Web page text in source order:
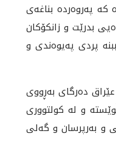
په‌روه‌رده‌ بناغه‌ى
بدرێت و زانكۆكان
پردى په‌يوه‌ندى و
ده‌رگاى به‌ڕووى
و له‌ كولتوورى
و به‌رپرسان و گه‌لى